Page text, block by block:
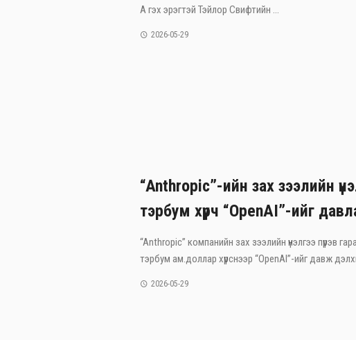
А гэх эрэгтэй Тэйлор Свифтийн ...
2026-05-29
“Anthropic”-ийн зах зээлийн
тэрбум хүрч “OpenAI”-ийг
“Anthropic” компанийн зах зээлийн үнэлгээ пүрэв
тэрбум ам.доллар хүрснээр “OpenAI”-ийг давж
2026-05-29